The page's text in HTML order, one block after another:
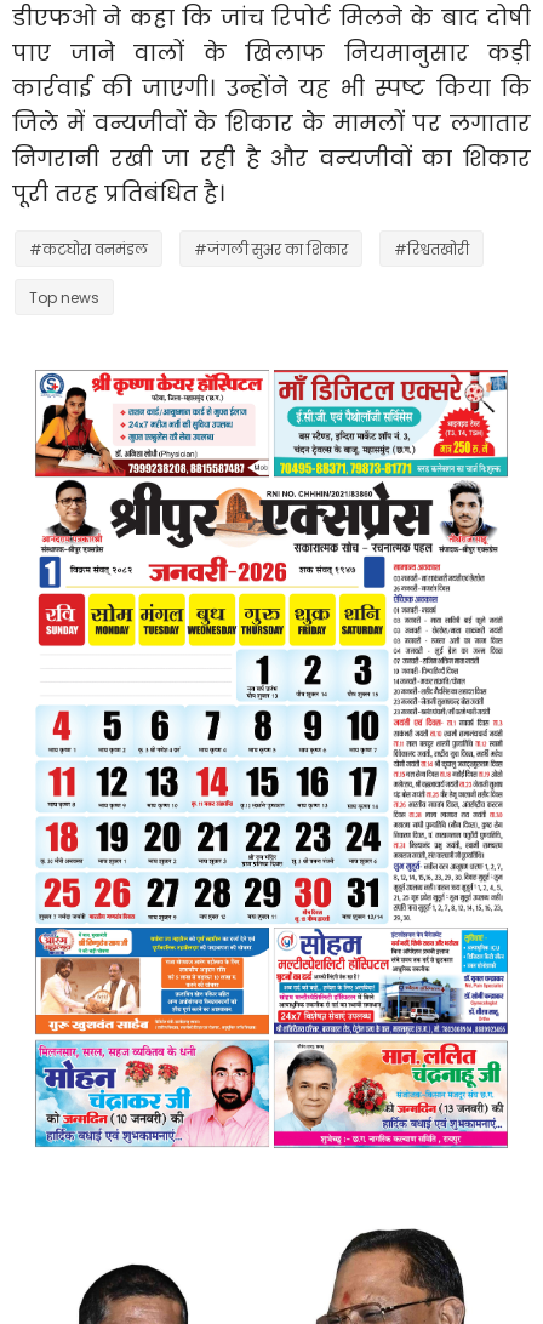
डीएफओ ने कहा कि जांच रिपोर्ट मिलने के बाद दोषी
पाए जाने वालों के खिलाफ नियमानुसार कड़ी
कार्रवाई की जाएगी। उन्होंने यह भी स्पष्ट किया कि
जिले में वन्यजीवों के शिकार के मामलों पर लगातार
निगरानी रखी जा रही है और वन्यजीवों का शिकार
पूरी तरह प्रतिबंधित है।
#कटघोरा वनमंडल #जंगली सुअर का शिकार #रिश्वतखोरी
Top news